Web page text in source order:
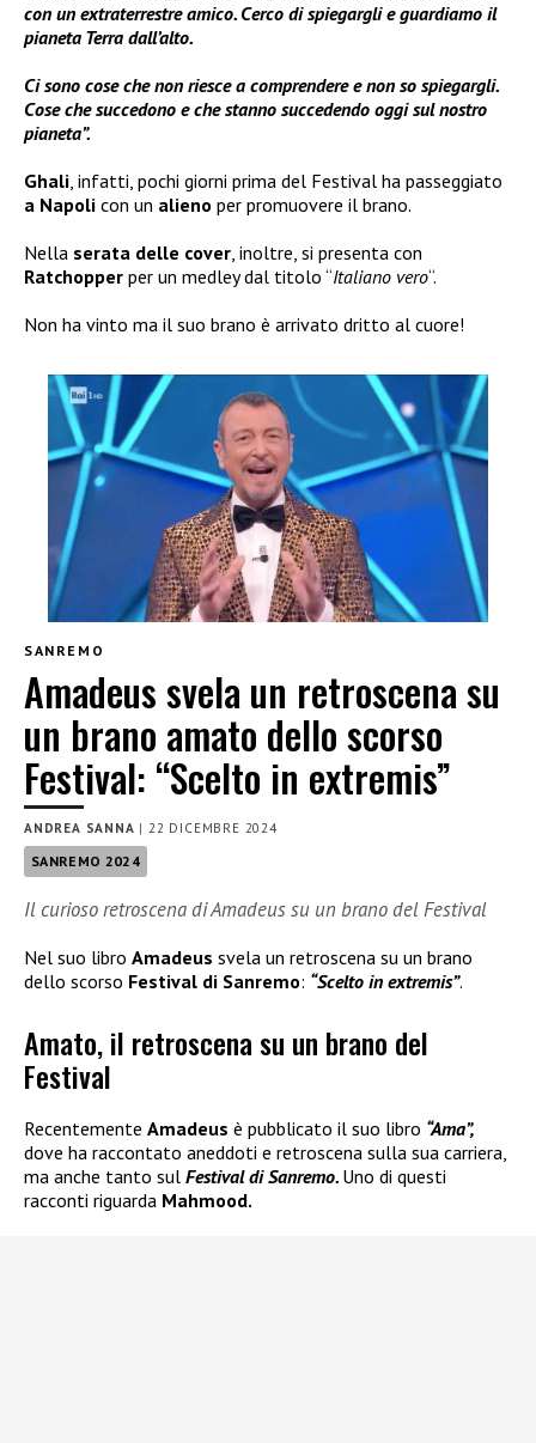
con un extraterrestre amico. Cerco di spiegargli e guardiamo il
pianeta Terra dall’alto.
Ci sono cose che non riesce a comprendere e non so spiegargli.
Cose che succedono e che stanno succedendo oggi sul nostro
pianeta”.
Ghali, infatti, pochi giorni prima del Festival ha passeggiato
a Napoli con un alieno per promuovere il brano.
Nella serata delle cover, inoltre, si presenta con
Ratchopper per un medley dal titolo “Italiano vero“.
Non ha vinto ma il suo brano è arrivato dritto al cuore!
SANREMO
Amadeus svela un retroscena su
un brano amato dello scorso
Festival: “Scelto in extremis”
ANDREA SANNA |22 DICEMBRE 2024
SANREMO 2024
Il curioso retroscena di Amadeus su un brano del Festival
Nel suo libro Amadeus svela un retroscena su un brano
dello scorso Festival di Sanremo: “Scelto in extremis”.
Amato, il retroscena su un brano del
Festival
Recentemente Amadeus è pubblicato il suo libro “Ama”,
dove ha raccontato aneddoti e retroscena sulla sua carriera,
ma anche tanto sul Festival di Sanremo. Uno di questi
racconti riguarda Mahmood.